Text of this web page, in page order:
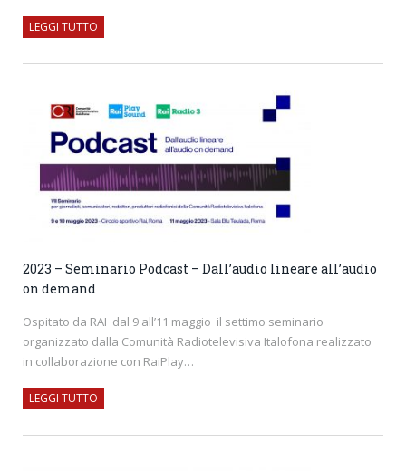
LEGGI TUTTO
2023 – Seminario Podcast – Dall’audio lineare all’audio
on demand
Ospitato da RAI dal 9 all’11 maggio il settimo seminario
organizzato dalla Comunità Radiotelevisiva Italofona realizzato
in collaborazione con RaiPlay…
LEGGI TUTTO